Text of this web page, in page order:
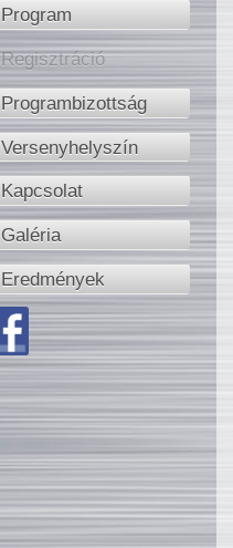
Program
Regisztráció
Programbizottság
Versenyhelyszín
Kapcsolat
Galéria
Eredmények